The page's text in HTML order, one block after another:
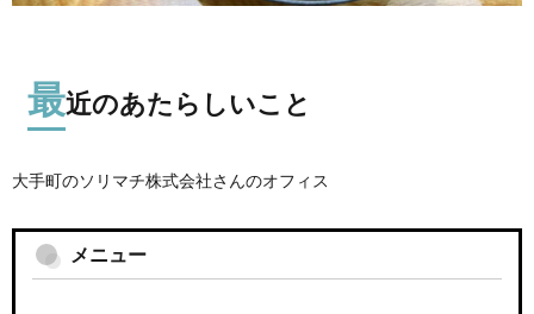
最近のあたらしいこと
大手町のソリマチ株式会社さんのオフィス
メニュー